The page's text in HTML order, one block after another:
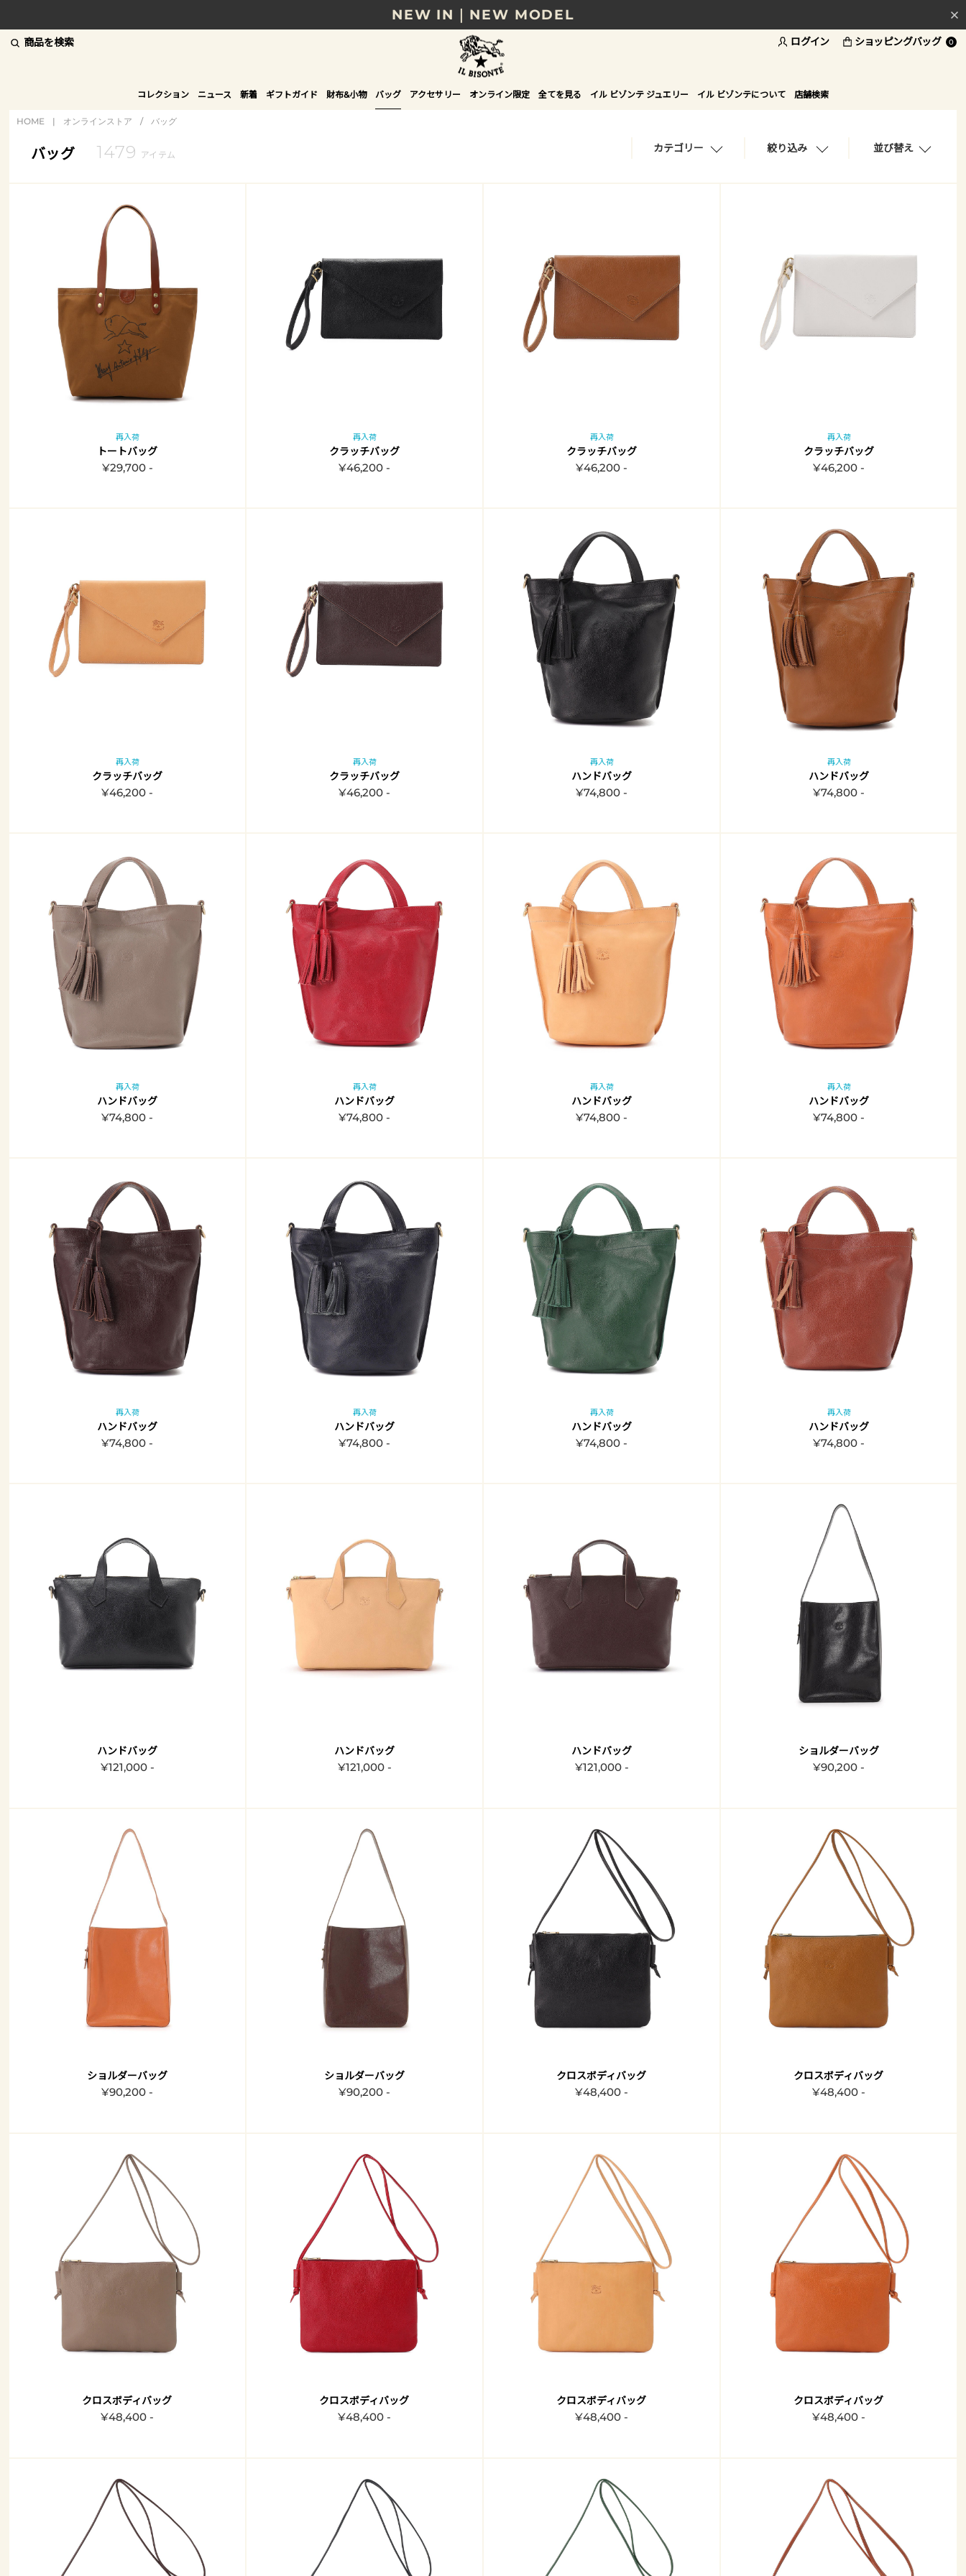
NEW IN｜NEW MODEL
8/17(月)10時まで｜税込11,000円以上で送料無料
贈る相手やシーンから選べる、新しいギフトガイド
NEW IN｜COLOR LEATHER
商品を検索 ログイン ショッピングバッグ 0
コレクション ニュース 新着 ギフトガイド 財布&小物 バッグ アクセサリー オンライン限定 全てを見る イル ビゾンテ ジュエリー イル ビゾンテについて 店舗検索
HOME | オンラインストア / バッグ
バッグ 1479 アイテム
カテゴリー 絞り込み 並び替え
再入荷
トートバッグ
¥29,700 -
再入荷
クラッチバッグ
¥46,200 -
再入荷
クラッチバッグ
¥46,200 -
再入荷
クラッチバッグ
¥46,200 -
再入荷
クラッチバッグ
¥46,200 -
再入荷
クラッチバッグ
¥46,200 -
再入荷
ハンドバッグ
¥74,800 -
再入荷
ハンドバッグ
¥74,800 -
再入荷
ハンドバッグ
¥74,800 -
再入荷
ハンドバッグ
¥74,800 -
再入荷
ハンドバッグ
¥74,800 -
再入荷
ハンドバッグ
¥74,800 -
再入荷
ハンドバッグ
¥74,800 -
再入荷
ハンドバッグ
¥74,800 -
再入荷
ハンドバッグ
¥74,800 -
再入荷
ハンドバッグ
¥74,800 -
ハンドバッグ
¥121,000 -
ハンドバッグ
¥121,000 -
ハンドバッグ
¥121,000 -
ショルダーバッグ
¥90,200 -
ショルダーバッグ
¥90,200 -
ショルダーバッグ
¥90,200 -
クロスボディバッグ
¥48,400 -
クロスボディバッグ
¥48,400 -
クロスボディバッグ
¥48,400 -
クロスボディバッグ
¥48,400 -
クロスボディバッグ
¥48,400 -
クロスボディバッグ
¥48,400 -